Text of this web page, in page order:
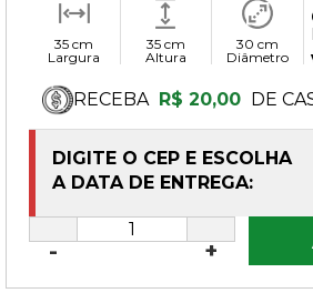
35 cm
Largura
35 cm
Altura
30 cm
Diâmetro
RECEBA R$ 20,00 DE
DIGITE O CEP E ESCOLHA
A DATA DE ENTREGA:
+
-